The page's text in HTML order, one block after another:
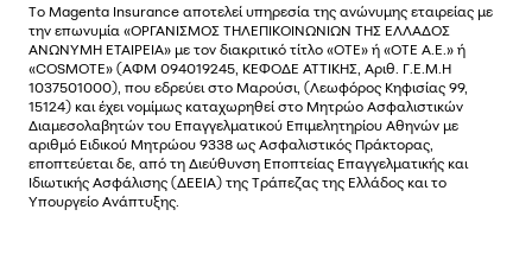
Το Magenta Insurance αποτελεί υπηρεσία της ανώνυµης εταιρείας µε
την επωνυµία «ΟΡΓΑΝΙΣΜΟΣ ΤΗΛΕΠΙΚΟΙΝΩΝΙΩΝ ΤΗΣ ΕΛΛΑΔΟΣ
ΑΝΩΝΥΜΗ ΕΤΑΙΡΕΙΑ» µε τον διακριτικό τίτλο «OTE» ή «ΟΤΕ Α.Ε.» ή
«COSMOTE» (ΑΦΜ 094019245, ΚΕΦΟΔΕ ΑΤΤΙΚΗΣ, Αριθ. Γ.Ε.Μ.Η
1037501000), που εδρεύει στο Μαρούσι, (Λεωφόρος Κηφισίας 99,
15124) και έχει νοµίµως καταχωρηθεί στο Μητρώο Ασφαλιστικών
Διαµεσολαβητών του Επαγγελµατικού Επιµελητηρίου Αθηνών µε
αριθµό Ειδικού Μητρώου 9338 ως Ασφαλιστικός Πράκτορας,
εποπτεύεται δε, από τη Διεύθυνση Εποπτείας Επαγγελματικής και
Ιδιωτικής Ασφάλισης (ΔΕΕΙΑ) της Τράπεζας της Ελλάδος και το
Υπουργείο Ανάπτυξης.